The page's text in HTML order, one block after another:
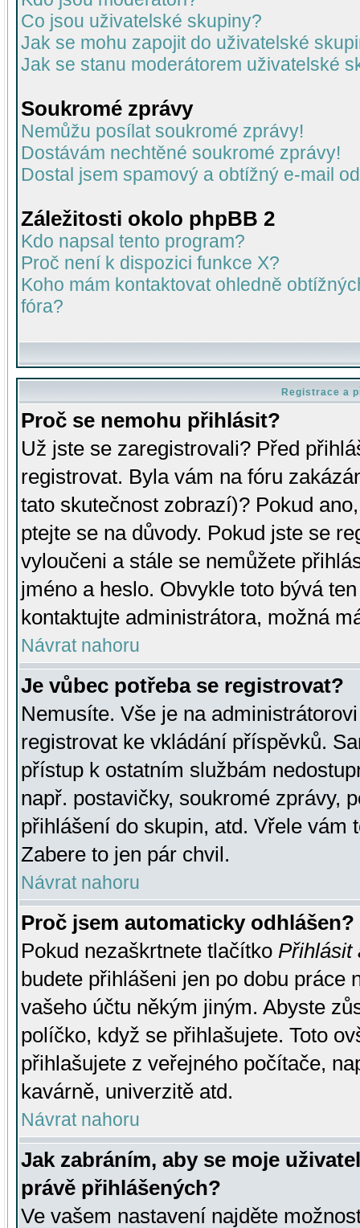
Co jsou uživatelské skupiny?
Jak se mohu zapojit do uživatelské
Jak se stanu moderátorem uživatelské
Soukromé zprávy
Nemůžu posílat soukromé zprávy!
Dostávám nechtěné soukromé zprávy!
Dostal jsem spamový a obtížný e-mail
Záležitosti okolo phpBB 2
Kdo napsal tento program?
Proč není k dispozici funkce X?
Koho mám kontaktovat ohledně
fóra?
Registrace a
Proč se nemohu přihlásit?
Už jste se zaregistrovali? Před
registrovat. Byla vám na fóru
tato skutečnost zobrazí)? Pokud
ptejte se na důvody. Pokud jste se
vyloučeni a stále se nemůžete
jméno a heslo. Obvykle toto bývá
kontaktujte administrátora, možná
Návrat nahoru
Je vůbec potřeba se registrovat?
Nemusíte. Vše je na
registrovat ke vkládání příspěvků.
přístup k ostatním službám
např. postavičky, soukromé zprávy,
přihlášení do skupin, atd. Vřele vám
Zabere to jen pár chvil.
Návrat nahoru
Proč jsem automaticky odhlášen?
Pokud nezaškrtnete tlačítko Přihlásit
budete přihlášeni jen po dobu práce
vašeho účtu někým jiným. Abyste
políčko, když se přihlašujete. Toto
přihlašujete z veřejného počítače,
kavárně, univerzitě atd.
Návrat nahoru
Jak zabráním, aby se moje
právě přihlášených?
Ve vašem nastavení najděte